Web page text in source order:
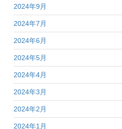
2024年9月
2024年7月
2024年6月
2024年5月
2024年4月
2024年3月
2024年2月
2024年1月